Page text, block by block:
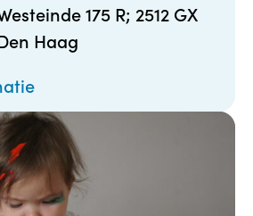
175 R; 2512 GX
Haag